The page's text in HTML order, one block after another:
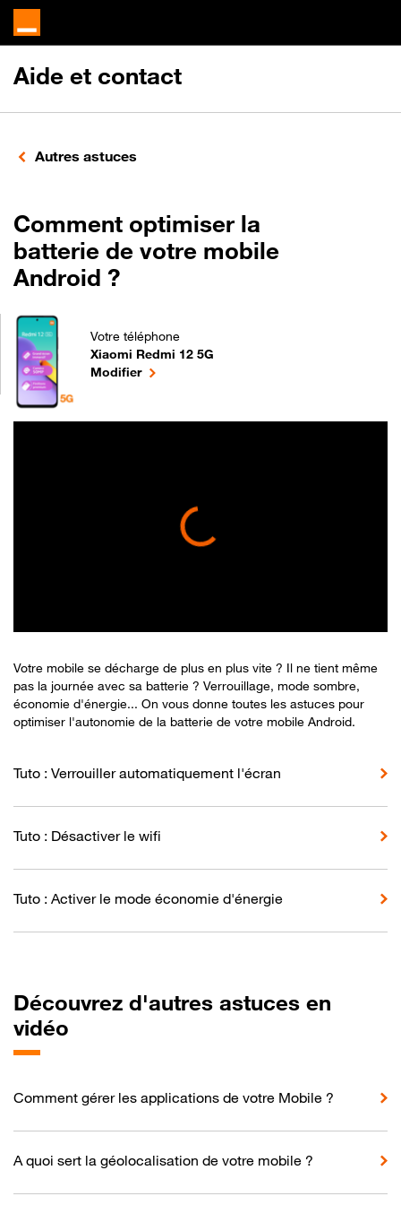
Aide et contact
Autres astuces
Comment optimiser la
batterie de votre mobile
Android ?
Votre téléphone
Xiaomi Redmi 12 5G
Comment optimiser la batterie de votre mobile
Modifierle téléphone sélectionné
Votre mobile se décharge de plus en plus vite ? Il ne tient même
pas la journée avec sa batterie ? Verrouillage, mode sombre,
économie d'énergie... On vous donne toutes les astuces pour
optimiser l'autonomie de la batterie de votre mobile Android.
Tuto : Verrouiller automatiquement l'écran
Tuto : Désactiver le wifi
Tuto : Activer le mode économie d'énergie
Découvrez d'autres astuces en
vidéo
Comment gérer les applications de votre Mobile ?
A quoi sert la géolocalisation de votre mobile ?